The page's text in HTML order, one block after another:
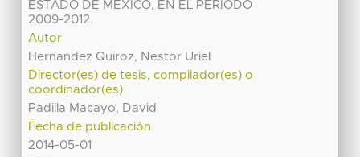
ESTADO DE MÉXICO, EN EL PERIODO
2009-2012.
Autor
Hernandez Quiroz, Nestor Uriel
Director(es) de tesis, compilador(es) o
coordinador(es)
Padilla Macayo, David
Fecha de publicación
2014-05-01